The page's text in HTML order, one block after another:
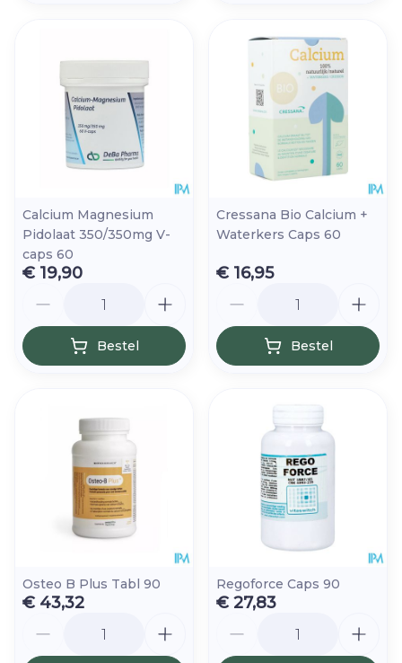
Calcium Magnesium
Pidolaat 350/350mg V-
caps 60
€ 19,90
Bestel
Cressana Bio Calcium +
Waterkers Caps 60
€ 16,95
Bestel
Osteo B Plus Tabl 90
€ 43,32
Regoforce Caps 90
€ 27,83